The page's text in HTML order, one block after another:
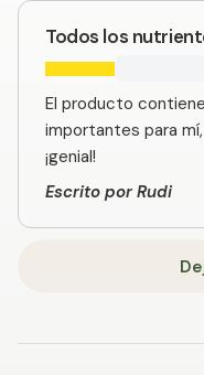
Todos los
El producto
importantes para
¡genial!
Escrito por Rudi